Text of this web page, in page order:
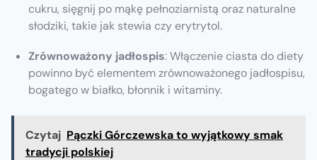
cukru, sięgnij po mąkę pełnoziarnistą oraz naturalne
słodziki, takie jak stewia czy erytrytol.
Zrównoważony jadłospis: Włączenie ciasta do diety
powinno być elementem zrównoważonego jadłospisu,
bogatego w białko, błonnik i witaminy.
Czytaj Pączki Górczewska to wyjątkowy smak
tradycji polskiej